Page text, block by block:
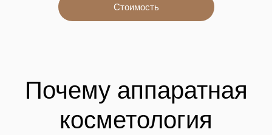
Стоимость
Почему аппаратная
косметология